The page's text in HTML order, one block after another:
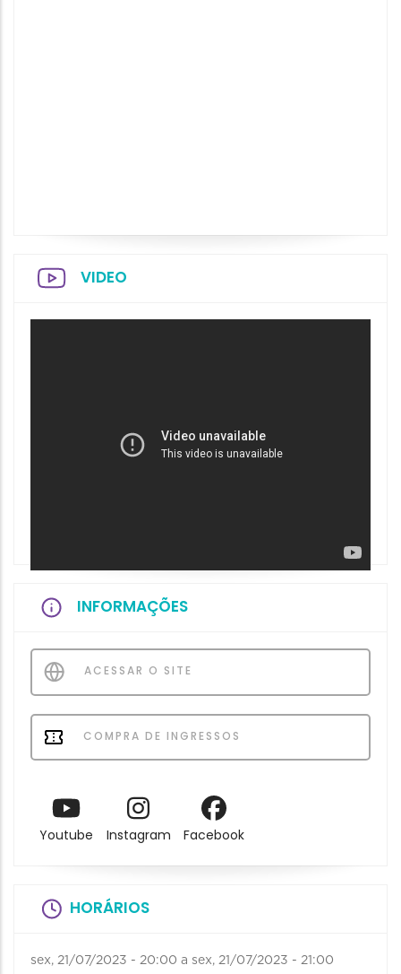
VIDEO
INFORMAÇÕES
ACESSAR O SITE
COMPRA DE INGRESSOS
Youtube Instagram Facebook
HORÁRIOS
sex, 21/07/2023 - 20:00 a sex, 21/07/2023 - 21:00